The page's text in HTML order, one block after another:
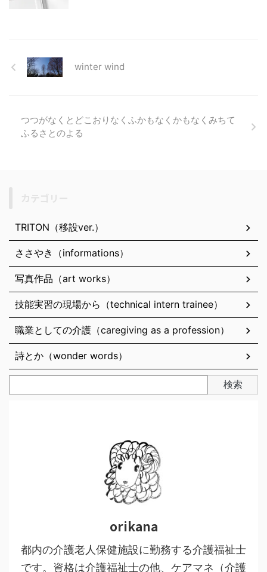
winter wind
つつがなくとどこおりなくふかもなくかもなくみちて
ふるさとのよる
TRITON（移設ver.）
ささやき（informations）
写真作品（art works）
技能実習の現場から（technical intern trainee）
職業としての介護（caregiving as a profession）
詩とか（wonder words）
検索
orikana
都内の介護老人保健施設に勤務する介護福祉士
です。資格は介護福祉士の他、ケアマネ（介護